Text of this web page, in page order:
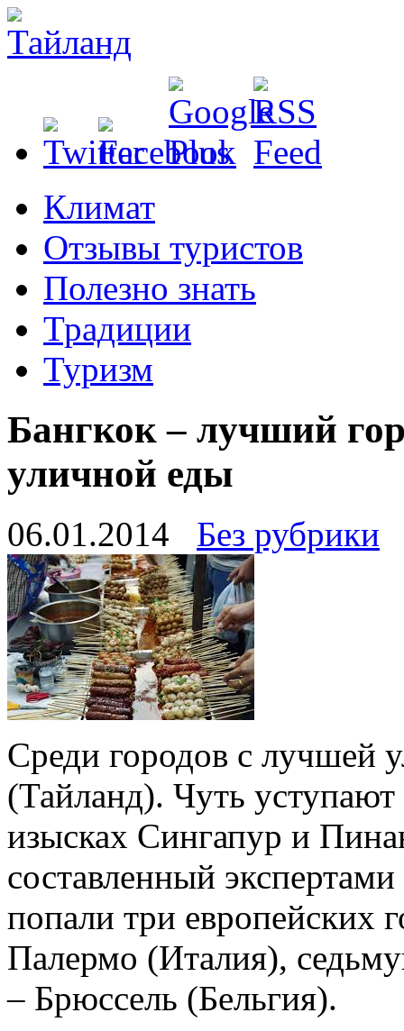
Климат
Отзывы туристов
Полезно знать
Традиции
Туризм
Бангкок – лучший
уличной еды
06.01.2014 Без рубрики
Среди городов с лучшей
(Тайланд). Чуть
изысках Сингапур и
составленный
попали три европейских
Палермо (Италия),
– Брюссель (Бельгия).